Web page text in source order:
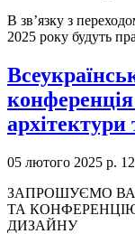
В зв’язку з
2025 року будуть
05 лютого 2025 р.
ЗАПРОШУЄМО
ТА
ДИЗАЙНУ